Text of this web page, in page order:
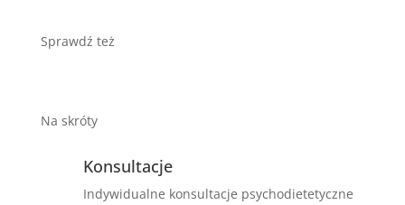
Sprawdź też
Na skróty
Konsultacje
Indywidualne konsultacje psychodietetyczne